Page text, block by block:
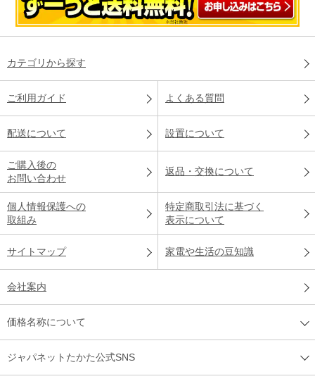
カテゴリから探す
ご利用ガイド よくある質問
配送について 設置について
ご購入後の
お問い合わせ
返品・交換について
個人情報保護への
取組み
特定商取引法に基づく
表示について
サイトマップ 家電や生活の豆知識
会社案内
価格名称について
ジャパネットたかた公式SNS